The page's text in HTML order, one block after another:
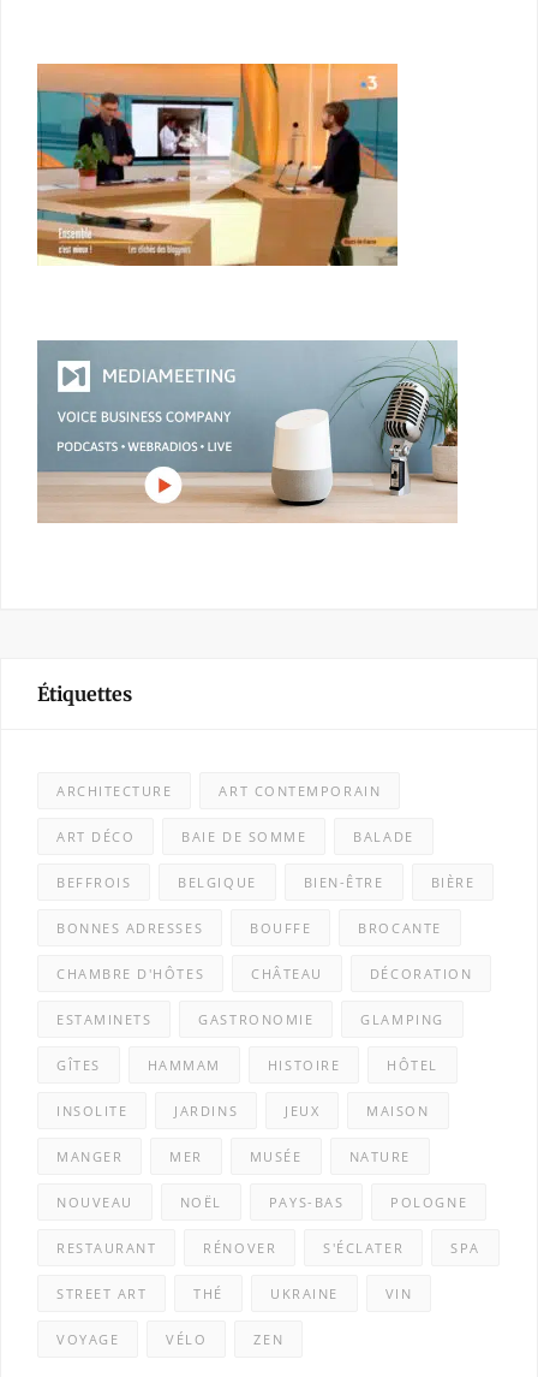
Étiquettes
ARCHITECTURE ART CONTEMPORAIN
ART DÉCO BAIE DE SOMME BALADE
BEFFROIS BELGIQUE BIEN-ÊTRE BIÈRE
BONNES ADRESSES BOUFFE BROCANTE
CHAMBRE D'HÔTES CHÂTEAU DÉCORATION
ESTAMINETS GASTRONOMIE GLAMPING
GÎTES HAMMAM HISTOIRE HÔTEL
INSOLITE JARDINS JEUX MAISON
MANGER MER MUSÉE NATURE
NOUVEAU NOËL PAYS-BAS POLOGNE
RESTAURANT RÉNOVER S'ÉCLATER SPA
STREET ART THÉ UKRAINE VIN
VOYAGE VÉLO ZEN